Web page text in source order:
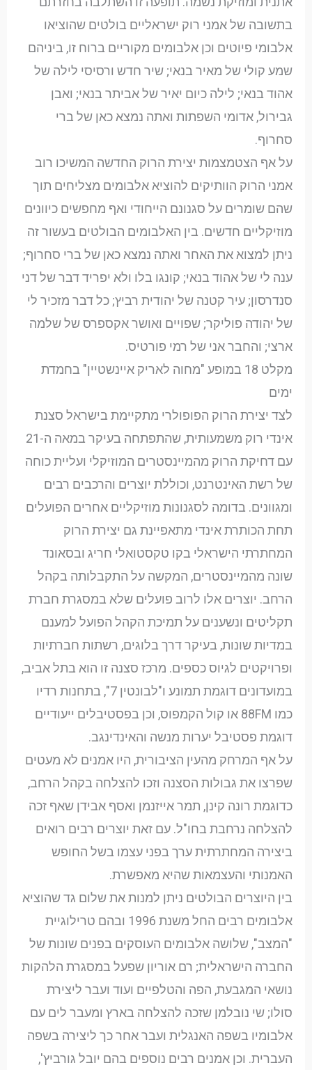
בתשובה של אמני רוק ישראליים בולטים שהוציאו
אלבומי פיוטים וכן אלבומים מקוריים ברוח זו, ביניהם
שמע קולי של מאיר בנאי; שיר חדש ורסיסי לילה של
אהוד בנאי; לילה כיום יאיר של אביתר בנאי; ואבן
גבירול, אדומי השפתות ואתה נמצא כאן של ברי
סחרוף.
על אף הצטמצמות יצירת הרוק החדשה המשיכו רוב
אמני הרוק הוותיקים להוציא אלבומים מצליחים תוך
שהם שומרים על סגנונם הייחודי ואף מחפשים כיוונים
מוזיקליים חדשים. בין האלבומים הבולטים בעשור זה
ניתן למצוא את האחר ואתה נמצא כאן של ברי סחרוף;
ענה לי של אהוד בנאי; קונגו בלו ולא יפריד דבר של דני
סנדרסון; עיר קטנה של יהודית רביץ; כל דבר מזכיר לי
של יהודה פוליקר; שפויים ואושר אקספרס של שלמה
ארצי; והחבר אני של רמי פורטיס.
מקלט 18 במופע "מחוה לאריק איינשטיין" בחמדת
ימים
לצד יצירת הרוק הפופולרי מתקיימת בישראל סצנת
אינדי רוק משמעותית, שהתפתחה בעיקר במאה ה-21
עם דחיקת הרוק מהמיינסטרים המוזיקלי ועליית כוחה
של רשת האינטרנט, וכוללת יוצרים והרכבים רבים
ומגוונים. בדומה לסגנונות מוזיקליים אחרים הפועלים
תחת הכותרת אינדי מתאפיינת גם יצירת הרוק
המחתרתי הישראלי בקו טקסטואלי חריג ובסאונד
שונה מהמיינסטרים, המקשה על התקבלותה בקהל
הרחב. יוצרים אלו לרוב פועלים שלא במסגרת חברת
תקליטים ונשענים על תמיכת הקהל הפועל למענם
במדיות שונות, בעיקר דרך בלוגים, רשתות חברתיות
ופרויקטים לגיוס כספים. מרכז סצנה זו הוא בתל אביב,
במועדונים דוגמת תמונע ו"לבונטין 7", בתחנות רדיו
כמו 88FM או קול הקמפוס, וכן בפסטיבלים ייעודיים
דוגמת פסטיבל יערות מנשה והאינדינגב.
על אף המרחק מהעין הציבורית, היו אמנים לא מעטים
שפרצו את גבולות הסצנה וזכו להצלחה בקהל הרחב,
כדוגמת רונה קינן, תמר אייזנמן ואסף אבידן שאף זכה
להצלחה נרחבת בחו"ל. עם זאת יוצרים רבים רואים
ביצירה המחתרתית ערך בפני עצמו בשל החופש
האמנותי והעצמאות שהיא מאפשרת.
בין היוצרים הבולטים ניתן למנות את שלום גד שהוציא
אלבומים רבים החל משנת 1996 ובהם טרילוגיית
"המצב", שלושה אלבומים העוסקים בפנים שונות של
החברה הישראלית; רם אוריון שפעל במסגרת הלהקות
נושאי המגבעת, הפה והטלפיים ועוד ועבר ליצירת
סולו; שי נובלמן שזכה להצלחה בארץ ומעבר לים עם
אלבומיו בשפה האנגלית ועבר אחר כך ליצירה בשפה
העברית. וכן אמנים רבים נוספים בהם יובל גורביץ',